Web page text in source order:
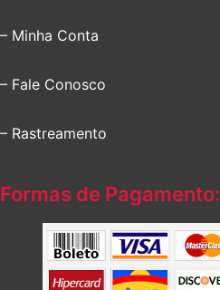
– Minha Conta
– Fale Conosco
– Rastreamento
Formas de Pagamento: